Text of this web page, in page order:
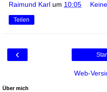
Raimund Karl um 10:05
Teilen
‹
Web-
Über mich